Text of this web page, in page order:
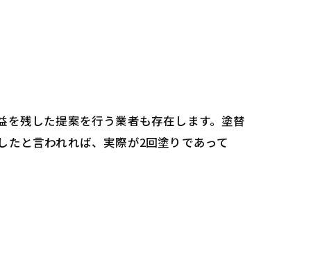
残した提案を行う業者も存在します。塗替
と言われれば、実際が2回塗りであって